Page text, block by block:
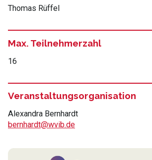
Thomas Rüffel
Max. Teilnehmerzahl
16
Veranstaltungsorganisation
Alexandra Bernhardt
bernhardt@wvib.de